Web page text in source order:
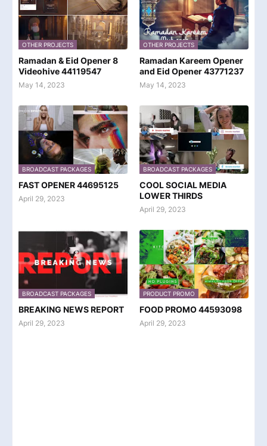
OTHER PROJECTS
Ramadan & Eid Opener 8
Videohive 44119547
May 14, 2023
OTHER PROJECTS
Ramadan Kareem Opener
and Eid Opener 43771237
May 14, 2023
BROADCAST PACKAGES
FAST OPENER 44695125
April 29, 2023
BROADCAST PACKAGES
COOL SOCIAL MEDIA
LOWER THIRDS
April 29, 2023
BROADCAST PACKAGES
BREAKING NEWS REPORT
April 29, 2023
PRODUCT PROMO
FOOD PROMO 44593098
April 29, 2023